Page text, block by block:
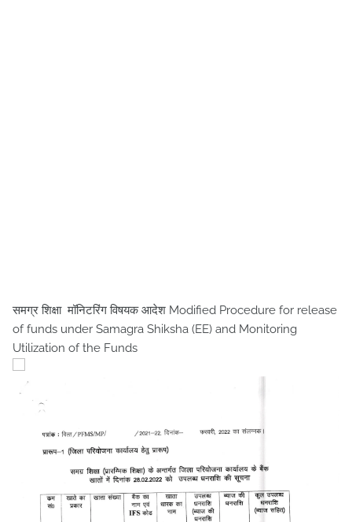
समग्र शिक्षा मॉनिटरिंग विषयक आदेश Modified Procedure for release
of funds under Samagra Shiksha (EE) and Monitoring
Utilization of the Funds